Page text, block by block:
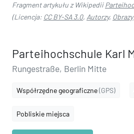
Fragment artykułu z Wikipedii
(Licencja: CC BY-SA 3.0, Autorzy, Obrazy
Parteihochschule Karl
Rungestraße, Berlin Mitte
Współrzędne geograficzne(GPS)
Pobliskie miejsca